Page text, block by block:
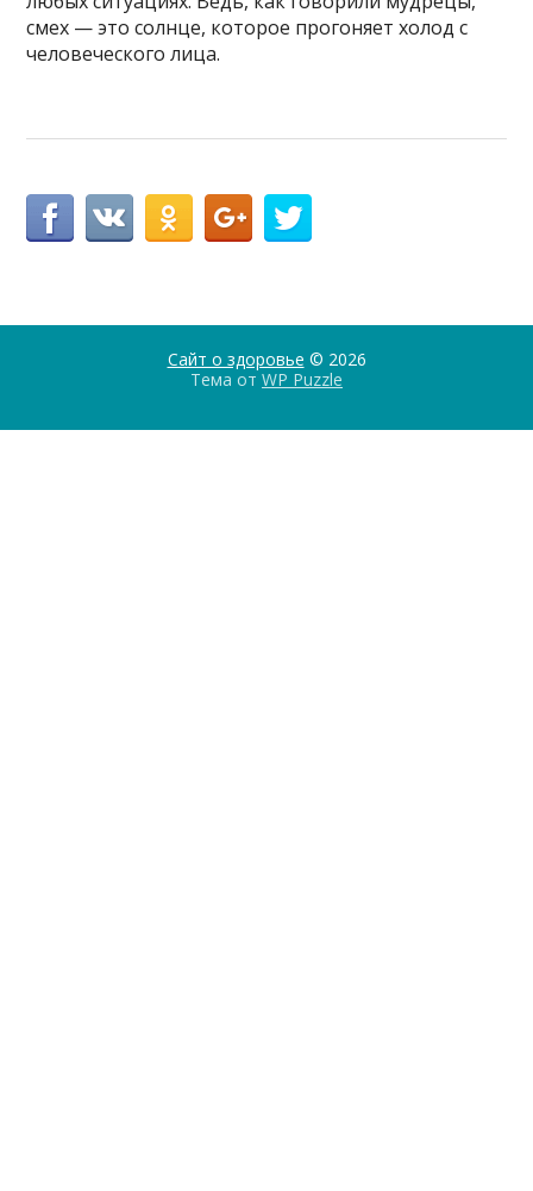
смех — это солнце, которое прогоняет холод с
человеческого лица.
Сайт о здоровье © 2026
Тема от WP Puzzle